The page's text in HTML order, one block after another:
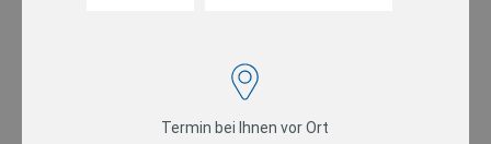
Termin bei Ihnen vor Ort